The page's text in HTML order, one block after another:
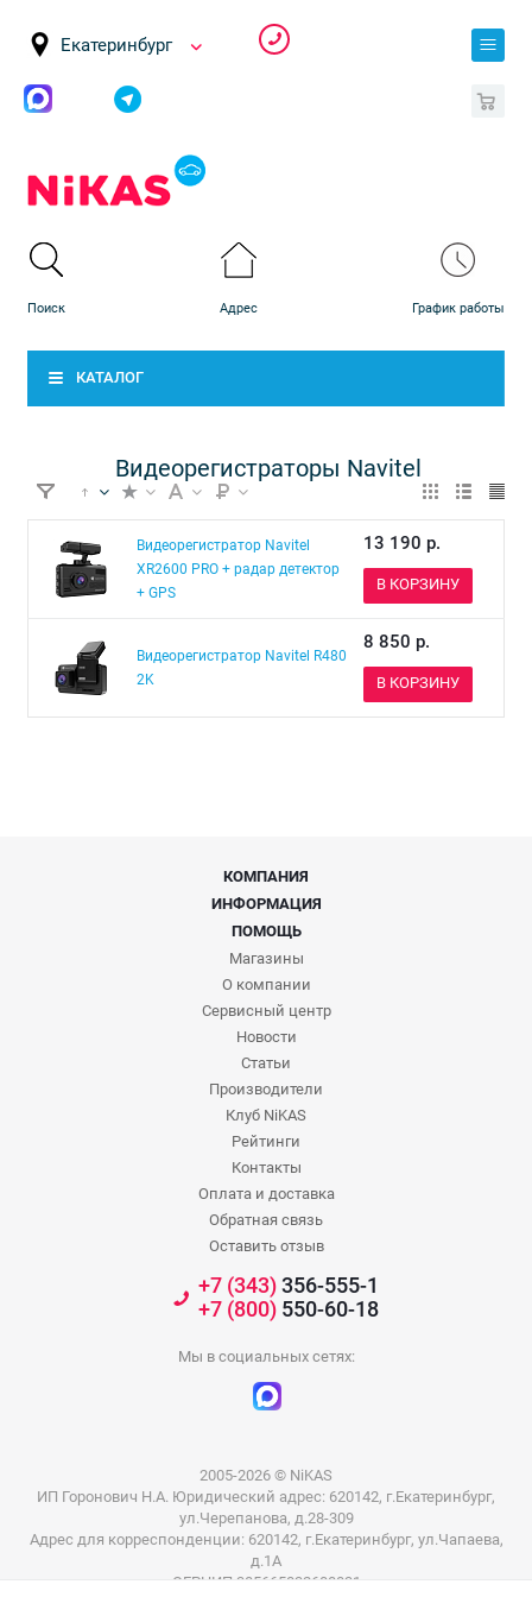
Екатеринбург
КАТАЛОГ
Видеорегистраторы Navitel
Видеорегистратор Navitel
XR2600 PRO + радар детектор
+ GPS
13 190 р.
В КОРЗИНУ
Видеорегистратор Navitel R480
2K
8 850 р.
В КОРЗИНУ
КОМПАНИЯ
ИНФОРМАЦИЯ
ПОМОЩЬ
Магазины
О компании
Сервисный центр
Новости
Статьи
Производители
Клуб NiKAS
Рейтинги
Контакты
Оплата и доставка
Обратная связь
Оставить отзыв
+7 (343)356-555-1
+7 (800)550-60-18
Мы в социальных сетях:
2005-2026 © NiKAS
ИП Горонович Н.А. Юридический адрес: 620142, г.Екатеринбург,
ул.Черепанова, д.28-309
Адрес для корреспонденции: 620142, г.Екатеринбург, ул.Чапаева,
д.1А
ОГРНИП 305665832600031